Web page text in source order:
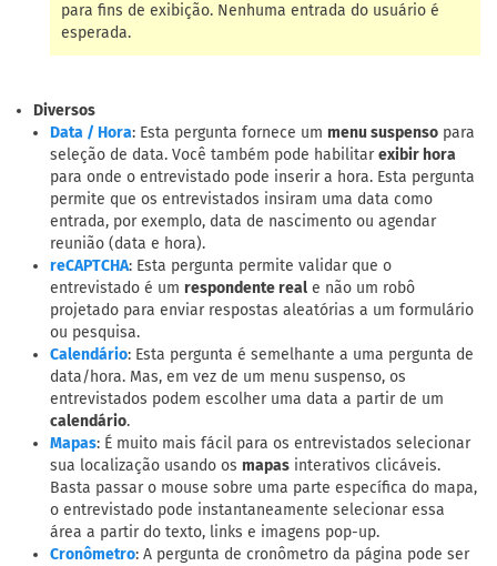
para fins de exibição. Nenhuma entrada do usuário é
esperada.
Diversos
Data / Hora: Esta pergunta fornece um menu suspenso para
seleção de data. Você também pode habilitarexibir hora
para onde o entrevistado pode inserir a hora. Esta pergunta
permite que os entrevistados insiram uma data como
entrada, por exemplo, data de nascimento ou agendar
reunião (data e hora).
reCAPTCHA: Esta pergunta permite validar que o
entrevistado é um respondente real e não um robô
projetado para enviar respostas aleatórias a um formulário
ou pesquisa.
Calendário: Esta pergunta é semelhante a uma pergunta de
data/hora. Mas, em vez de um menu suspenso, os
entrevistados podem escolher uma data a partir de um
calendário.
Mapas: É muito mais fácil para os entrevistados selecionar
sua localização usando os mapas interativos clicáveis.
Basta passar o mouse sobre uma parte específica do mapa,
o entrevistado pode instantaneamente selecionar essa
área a partir do texto, links e imagens pop-up.
Cronômetro: A pergunta de cronômetro da página pode ser